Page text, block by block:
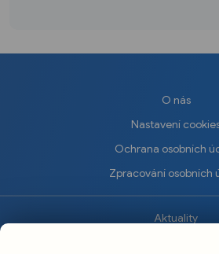
O nás
Nastavení
Ochrana osobních
Zpracování osobních
Aktuality